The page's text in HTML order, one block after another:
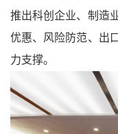
推出科创企业、制造
优惠、风险防范、出
力支撑。